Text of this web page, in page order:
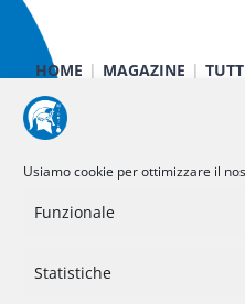
Usiamo cookie per ottimizzare il
Funzionale
Statistiche
HOME MAGAZINE
CIBO E SALUTE
NOI DI MINERVA